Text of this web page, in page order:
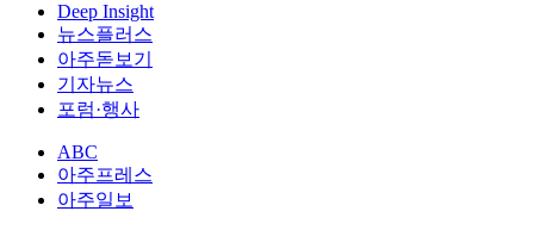
Deep Insight
뉴스플러스
아주돋보기
기자뉴스
포럼·행사
ABC
아주프레스
아주일보